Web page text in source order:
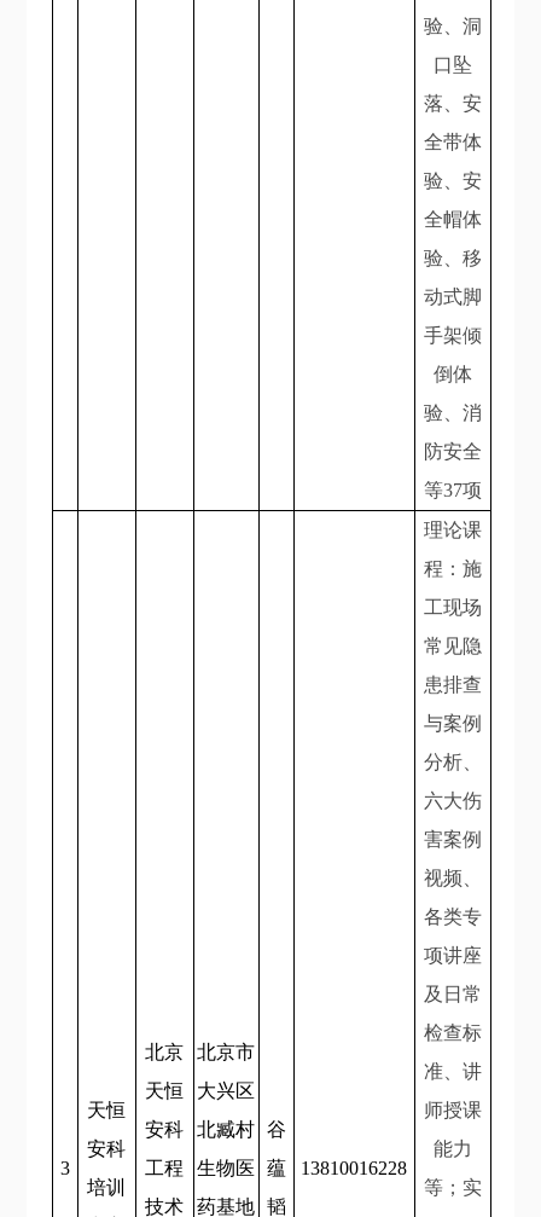
验、洞
口坠
落、安
全带体
验、安
全帽体
验、移
动式脚
手架倾
倒体
验、消
防安全
等37项
3
天恒
安科
培训
北京
天恒
安科
工程
技术
北京市
大兴区
北臧村
生物医
药基地
谷
蕴
韬
13810016228
理论课
程：施
工现场
常见隐
患排查
与案例
分析、
六大伤
害案例
视频、
各类专
项讲座
及日常
检查标
准、讲
师授课
能力
等；实